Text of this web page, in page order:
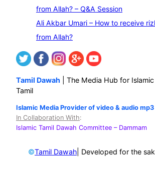
from Allah? – Q&A Session
Ali Akbar Umari – How to receive
from Allah?
Tamil Dawah | The Media Hub for
Tamil
Islamic Media Provider of video & audio
In Collaboration With:
Islamic Tamil Dawah Committee – Dammam
©Tamil Dawah | Developed for the